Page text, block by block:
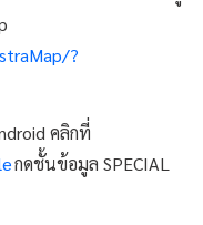
?
คลิกที่
กดชั้นข้อมูล SPECIAL